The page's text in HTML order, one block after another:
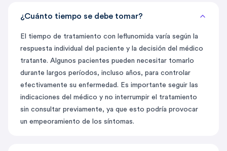
¿Cuánto tiempo se debe tomar?
El tiempo de tratamiento con leflunomida varía según la
respuesta individual del paciente y la decisión del médico
tratante. Algunos pacientes pueden necesitar tomarlo
durante largos períodos, incluso años, para controlar
efectivamente su enfermedad. Es importante seguir las
indicaciones del médico y no interrumpir el tratamiento
sin consultar previamente, ya que esto podría provocar
un empeoramiento de los síntomas.